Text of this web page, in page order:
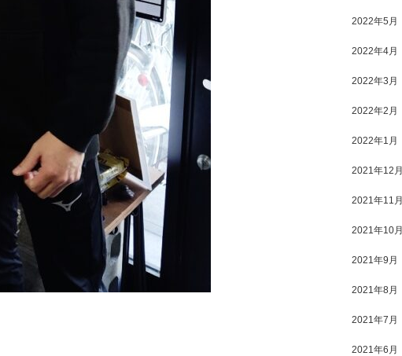
2022年5月
2022年4月
2022年3月
2022年2月
2022年1月
2021年12月
2021年11月
2021年10月
2021年9月
2021年8月
2021年7月
2021年6月